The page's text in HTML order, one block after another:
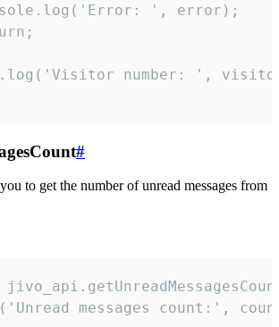
', error);
number: ',
#
to get the number of unread messages from
messages count:',